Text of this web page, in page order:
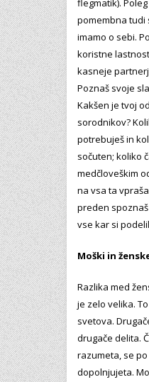
pomembna tudi
imamo o sebi.
koristne
kasneje
Poznaš svoje
Kakšen je tvoj
sorodnikov?
potrebuješ in
sočuten; koliko
medčloveškim
na vsa ta
preden
vse kar si
Moški in
Razlika med
je zelo velika.
svetova.
drugače delita.
razumeta, se
dopolnjujeta.